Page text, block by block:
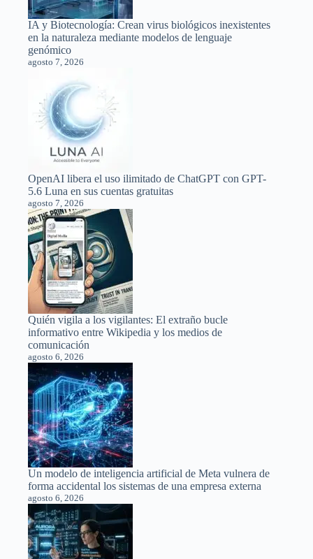
IA y Biotecnología: Crean virus biológicos inexistentes
en la naturaleza mediante modelos de lenguaje
genómico
agosto 7, 2026
OpenAI libera el uso ilimitado de ChatGPT con GPT-
5.6 Luna en sus cuentas gratuitas
agosto 7, 2026
Quién vigila a los vigilantes: El extraño bucle
informativo entre Wikipedia y los medios de
comunicación
agosto 6, 2026
Un modelo de inteligencia artificial de Meta vulnera de
forma accidental los sistemas de una empresa externa
agosto 6, 2026